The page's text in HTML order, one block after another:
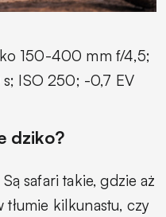
150-400 mm f/4,5;
ISO 250; -0,7 EV
dziko?
safari takie, gdzie aż
kilkunastu, czy